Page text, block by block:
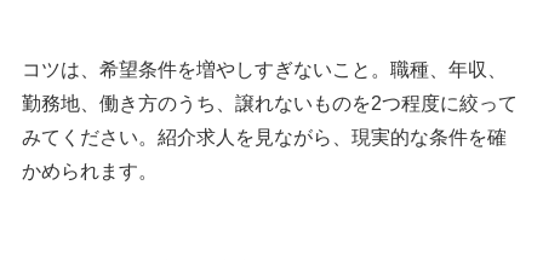
コツは、希望条件を増やしすぎないこと。職種、年収、
勤務地、働き方のうち、譲れないものを2つ程度に絞って
みてください。紹介求人を見ながら、現実的な条件を確
かめられます。